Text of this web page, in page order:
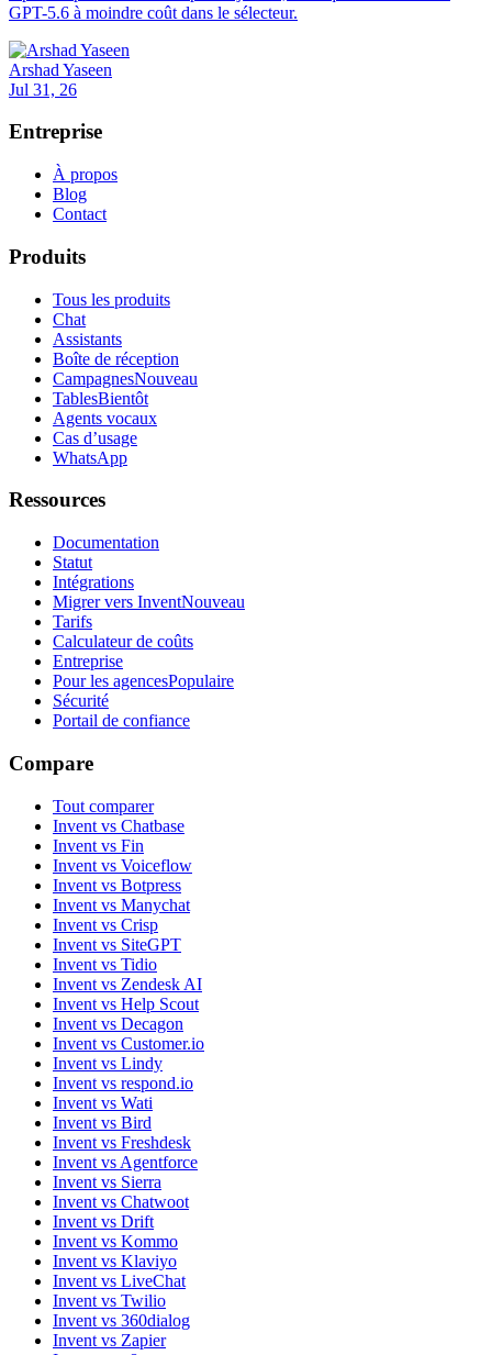
GPT-5.6 à moindre coût dans le sélecteur.
Arshad Yaseen
Jul 31, 26
Entreprise
À propos
Blog
Contact
Produits
Tous les produits
Chat
Assistants
Boîte de réception
CampagnesNouveau
TablesBientôt
Agents vocaux
Cas d’usage
WhatsApp
Ressources
Documentation
Statut
Intégrations
Migrer vers InventNouveau
Tarifs
Calculateur de coûts
Entreprise
Pour les agencesPopulaire
Sécurité
Portail de confiance
Compare
Tout comparer
Invent vs Chatbase
Invent vs Fin
Invent vs Voiceflow
Invent vs Botpress
Invent vs Manychat
Invent vs Crisp
Invent vs SiteGPT
Invent vs Tidio
Invent vs Zendesk AI
Invent vs Help Scout
Invent vs Decagon
Invent vs Customer.io
Invent vs Lindy
Invent vs respond.io
Invent vs Wati
Invent vs Bird
Invent vs Freshdesk
Invent vs Agentforce
Invent vs Sierra
Invent vs Chatwoot
Invent vs Drift
Invent vs Kommo
Invent vs Klaviyo
Invent vs LiveChat
Invent vs Twilio
Invent vs 360dialog
Invent vs Zapier